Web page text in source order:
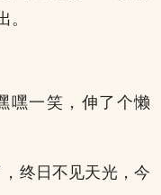
。
嘿一笑，伸了个懒
终日不见天光，今